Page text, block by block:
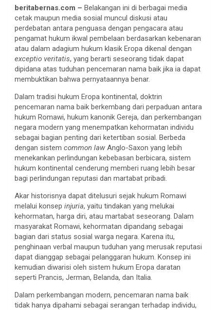
beritabernas.com – Belakangan ini di berbagai media
cetak maupun media sosial muncul diskusi atau
perdebatan antara penguasa dengan pengacara atau
pengamat hukum ikwal pembelaan berdasarkan kebenaran
atau dalam adagium hukum klasik Eropa dikenal dengan
exceptio veritatis, yang berarti seseorang tidak dapat
dipidana atas tuduhan pencemaran nama baik jika ia dapat
membuktikan bahwa pernyataannya benar.
Dalam tradisi hukum Eropa kontinental, doktrin
pencemaran nama baik berkembang dari perpaduan antara
hukum Romawi, hukum kanonik Gereja, dan perkembangan
negara modern yang menempatkan kehormatan individu
sebagai bagian penting dari ketertiban sosial. Berbeda
dengan sistem common law Anglo-Saxon yang lebih
menekankan perlindungan kebebasan berbicara, sistem
hukum kontinental cenderung memberi ruang lebih besar
bagi perlindungan reputasi dan martabat pribadi.
Akar historisnya dapat ditelusuri sejak hukum Romawi
melalui konsep injuria, yaitu tindakan yang melukai
kehormatan, harga diri, atau martabat seseorang. Dalam
masyarakat Romawi, kehormatan dipandang sebagai
bagian dari status sosial warga negara. Karena itu,
penghinaan verbal maupun tuduhan yang merusak reputasi
dapat dianggap sebagai pelanggaran hukum. Konsep ini
kemudian diwarisi oleh sistem hukum Eropa daratan
seperti Prancis, Jerman, Belanda, dan Italia.
Dalam perkembangan modern, pencemaran nama baik
tidak hanya dipahami sebagai serangan terhadap individu,